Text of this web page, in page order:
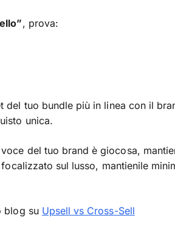
, prova:
del tuo bundle più in linea con il
unica.
del tuo brand è giocosa,
sul lusso, mantienile
blog su Upsell vs Cross-Sell